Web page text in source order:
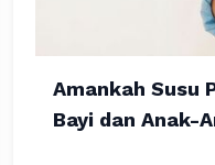
Amankah Susu
Bayi dan Anak-